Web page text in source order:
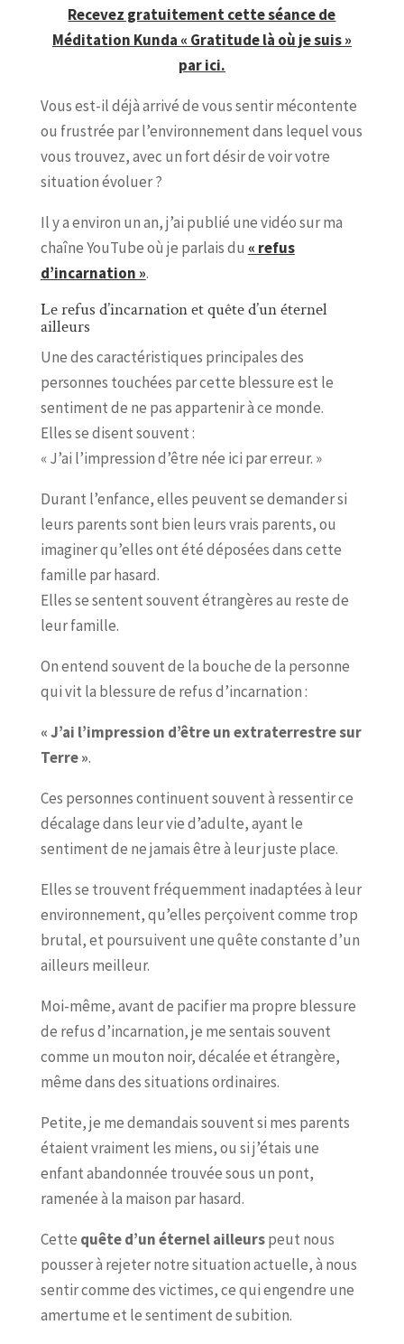
Recevez gratuitement cette séance de
Méditation Kunda « Gratitude là où je suis »
par ici.
Vous est-il déjà arrivé de vous sentir mécontente
ou frustrée par l’environnement dans lequel vous
vous trouvez, avec un fort désir de voir votre
situation évoluer ?
Il y a environ un an, j’ai publié une vidéo sur ma
chaîne YouTube où je parlais du « refus
d’incarnation ».
Le refus d’incarnation et quête d’un éternel
ailleurs
Une des caractéristiques principales des
personnes touchées par cette blessure est le
sentiment de ne pas appartenir à ce monde.
Elles se disent souvent :
« J’ai l’impression d’être née ici par erreur. »
Durant l’enfance, elles peuvent se demander si
leurs parents sont bien leurs vrais parents, ou
imaginer qu’elles ont été déposées dans cette
famille par hasard.
Elles se sentent souvent étrangères au reste de
leur famille.
On entend souvent de la bouche de la personne
qui vit la blessure de refus d’incarnation :
« J’ai l’impression d’être un extraterrestre sur
Terre ».
Ces personnes continuent souvent à ressentir ce
décalage dans leur vie d’adulte, ayant le
sentiment de ne jamais être à leur juste place.
Elles se trouvent fréquemment inadaptées à leur
environnement, qu’elles perçoivent comme trop
brutal, et poursuivent une quête constante d’un
ailleurs meilleur.
Moi-même, avant de pacifier ma propre blessure
de refus d’incarnation, je me sentais souvent
comme un mouton noir, décalée et étrangère,
même dans des situations ordinaires.
Petite, je me demandais souvent si mes parents
étaient vraiment les miens, ou si j’étais une
enfant abandonnée trouvée sous un pont,
ramenée à la maison par hasard.
Cette quête d’un éternel ailleurspeut nous
pousser à rejeter notre situation actuelle, à nous
sentir comme des victimes, ce qui engendre une
amertume et le sentiment de subition.